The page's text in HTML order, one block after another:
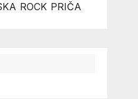
ROCK PRIČA